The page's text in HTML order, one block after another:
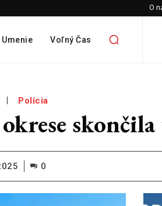
O
Umenie Voľný Čas
Polícia
0